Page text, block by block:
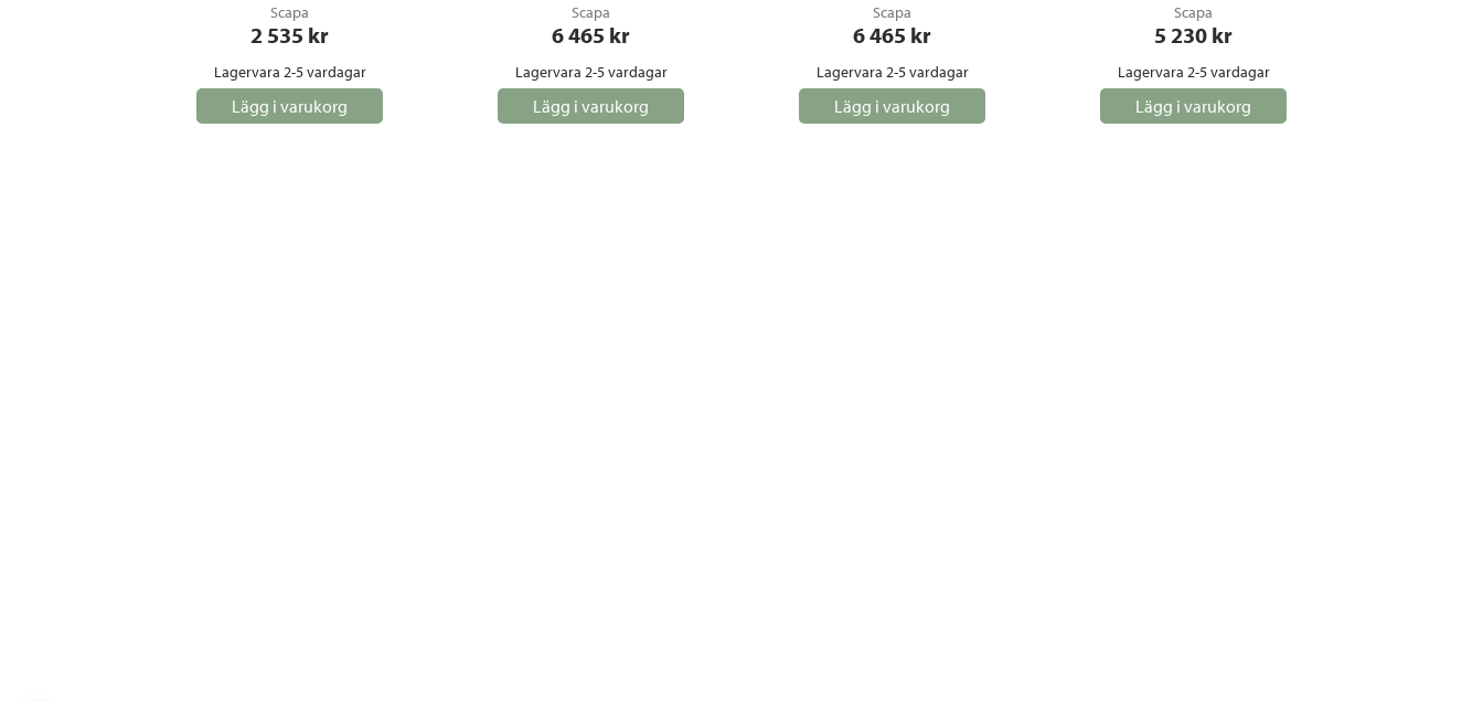
Scapa
2 535 kr
Lagervara 2-5 vardagar
Lägg i varukorg
Scapa
6 465 kr
Lagervara 2-5 vardagar
Lägg i varukorg
Scapa
6 465 kr
Lagervara 2-5 vardagar
Lägg i varukorg
Scapa
5 230 kr
Lagervara 2-5 vardagar
Lägg i varukorg